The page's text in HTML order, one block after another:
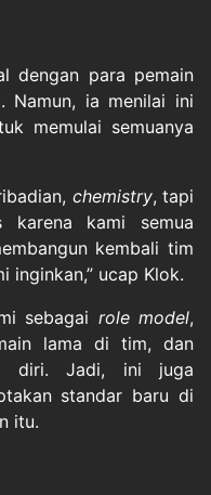
dengan para pemain
Namun, ia menilai ini
memulai semuanya
chemistry, tapi
karena kami semua
kembali tim
inginkan,” ucap Klok.
sebagai role model,
lama di tim, dan
diri. Jadi, ini juga
standar baru di
itu.